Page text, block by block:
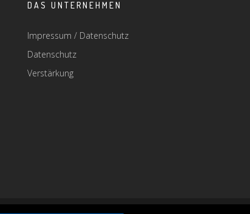
DAS UNTERNEHMEN
Impressum / Datenschutz
Datenschutz
Verstärkung